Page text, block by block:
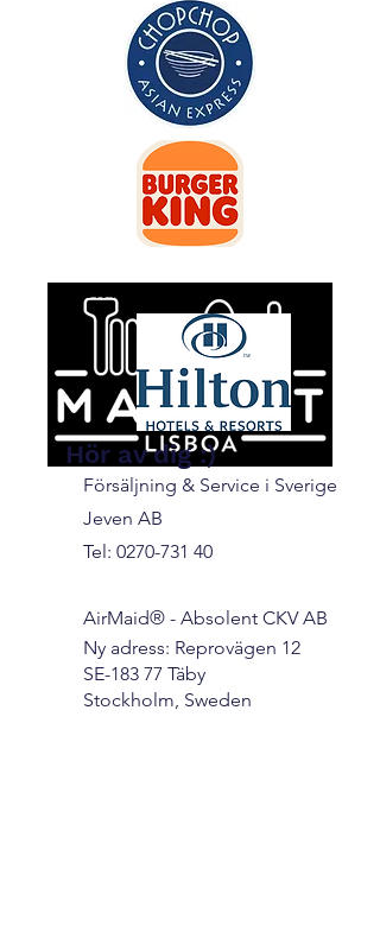
Hör av dig :)
Försäljning & Service i Sverige
Jeven AB
Tel: 0270-731 40
AirMaid® - Absolent CKV AB
Ny adress: Reprovägen 12
SE-183 77 Täby
Stockholm, Sweden